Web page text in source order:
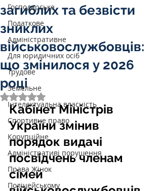
Господарське
Податкове
Адміністративне
Для юридичних осіб
Трудове
Земельне
Інтелектуальна власність
Спортивне право
Корупційне
Адміністративі порушення
Права Жінок
Поліцейському
загиблих та безвісти
зниклих
військовослужбовців:
що змінилося у 2026
році
Оцінка: NaN з 5 зірок.
Кабінет Міністрів
України змінив
порядок видачі
посвідчень членам
сімей